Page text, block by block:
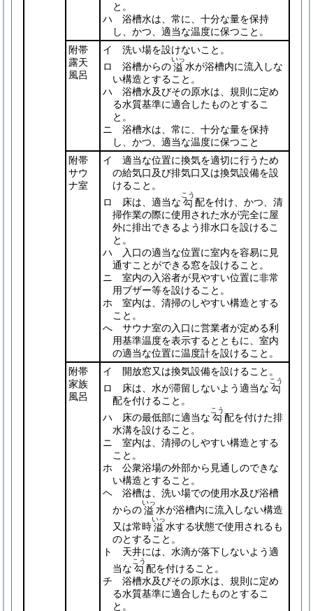
と。
ハ 浴槽水は、常に、十分な量を保持
し、かつ、適当な温度に保つこと。
附帯
露天
風呂
イ 洗い場を設けないこと。
ロ 浴槽からの溢
いっ
水が浴槽内に流入しな
い構造とすること。
ハ 浴槽水及びその原水は、規則に定め
る水質基準に適合したものとするこ
と。
ニ 浴槽水は、常に、十分な量を保持
し、かつ、適当な温度に保つこと
附帯
サウ
ナ室
イ 適当な位置に換気を適切に行うため
の給気口及び排気口又は換気設備を設
けること。
ロ 床は、適当な 勾
こう
配を付け、かつ、清
掃作業の際に使用された水が完全に屋
外に排出できるよう排水口を設けるこ
と。
ハ 入口の適当な位置に室内を容易に見
通すことができる窓を設けること。
ニ 室内の入浴者が見やすい位置に非常
用ブザー等を設けること。
ホ 室内は、清掃のしやすい構造とする
こと。
へ サウナ室の入口に営業者が定める利
用基準温度を表示するとともに、室内
の適当な位置に温度計を設けること。
附帯
家族
風呂
イ 開放窓又は換気設備を設けること。
ロ 床は、水が滞留しないよう適当な 勾
こう
配を付けること。
ハ 床の最低部に適当な 勾
こう
配を付けた排
水溝を設けること。
ニ 室内は、清掃のしやすい構造とする
こと。
ホ 公衆浴場の外部から見通しのできな
い構造とすること。
ヘ 浴槽は、洗い場での使用水及び浴槽
からの溢
いっ
水が浴槽内に流入しない構造
又は常時溢
いっ
水する状態で使用されるも
のとすること。
ト 天井には、水滴が落下しないよう適
当な 勾
こう
配を付けること。
チ 浴槽水及びその原水は、規則に定め
る水質基準に適合したものとするこ
と。